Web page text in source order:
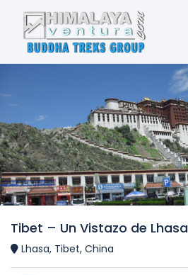
Tibet – Un Vistazo de Lhasa
Lhasa, Tibet, China